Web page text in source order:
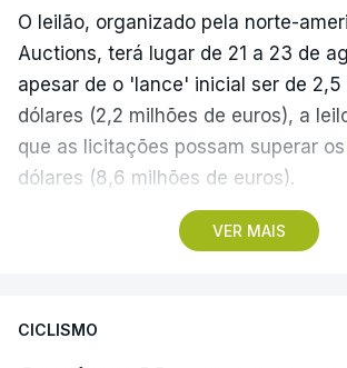
VER MAIS
O leilão, organizado pela norte-
Auctions, terá lugar de 21 a 23 de
apesar de o 'lance' inicial ser de 2,5
dólares (2,2 milhões de euros), a
que as licitações possam superar
dólares (8,6 milhões de euros).
A camisola utilizada pelo astro
1986, na Cidade do México, foi
CICLISMO